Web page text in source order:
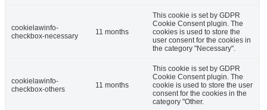
cookielawinfo-
checkbox-necessary
11 months
This cookie is set by GDPR
Cookie Consent plugin. The
cookies is used to store the
user consent for the cookies in
the category "Necessary".
cookielawinfo-
checkbox-others
11 months
This cookie is set by GDPR
Cookie Consent plugin. The
cookie is used to store the user
consent for the cookies in the
category "Other.